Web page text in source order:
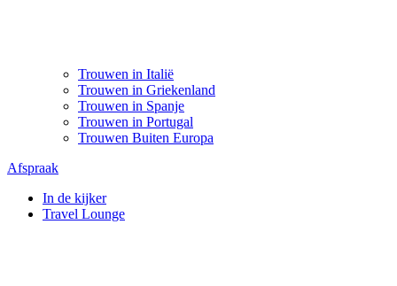
Trouwen in Italië
Trouwen in Griekenland
Trouwen in Spanje
Trouwen in Portugal
Trouwen Buiten Europa
Afspraak
In de kijker
Travel Lounge